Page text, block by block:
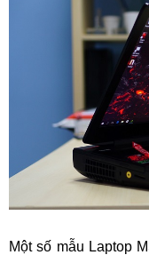
Một số mẫu Laptop